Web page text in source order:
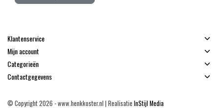
Klantenservice
Mijn account
Categorieën
Contactgegevens
© Copyright 2026 - www.henkkoster.nl | Realisatie InStijl Media